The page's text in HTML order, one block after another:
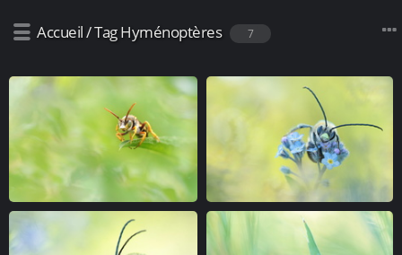
Accueil/TagHyménoptères 7